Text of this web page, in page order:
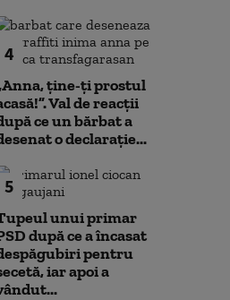
de Transport
a cerut
Avertisment
4
ţine-ţi prostul
Val de reacții
ce un bărbat a
o declarație...
5
unui primar
după ce a încasat
pentru
iar apoi a